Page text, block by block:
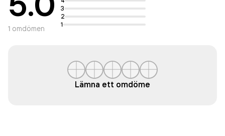
1 omdömen
3
2
1
Lämna ett omdöme